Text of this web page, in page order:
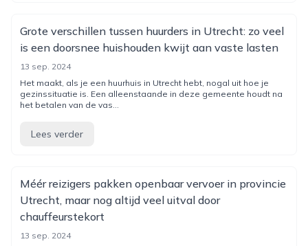
Grote verschillen tussen huurders in Utrecht: zo veel
is een doorsnee huishouden kwijt aan vaste lasten
13 sep. 2024
Het maakt, als je een huurhuis in Utrecht hebt, nogal uit hoe je
gezinssituatie is. Een alleenstaande in deze gemeente houdt na
het betalen van de vas...
Lees verder
Méér reizigers pakken openbaar vervoer in provincie
Utrecht, maar nog altijd veel uitval door
chauffeurstekort
13 sep. 2024